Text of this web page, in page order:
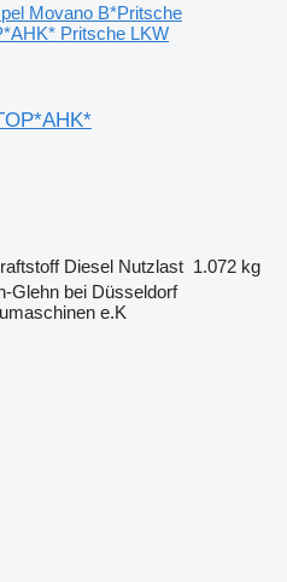
Movano B*Pritsche
Pritsche LKW
Diesel Nutzlast 1.072 kg
Glehn bei Düsseldorf
e.K